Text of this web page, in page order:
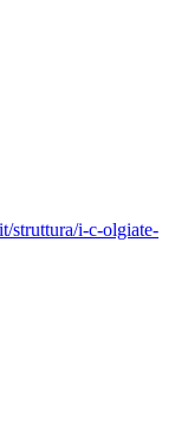
struttura/i-c-olgiate-